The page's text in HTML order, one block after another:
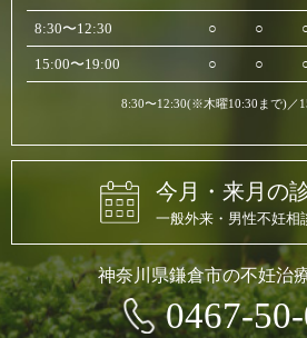
8:30〜12:30 ○ ○
15:00〜19:00 ○ ○
8:30〜12:30(※木曜10:30まで)／
今月・来月の
一般外来・男性不妊相
神奈川県鎌倉市の不妊治
0467-